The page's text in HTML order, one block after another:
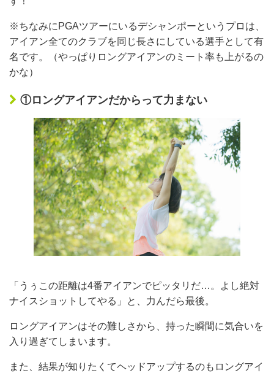
※ちなみにPGAツアーにいるデシャンポーというプロは、
アイアン全てのクラブを同じ長さにしている選手として有
名です。（やっぱりロングアイアンのミート率も上がるの
かな）
①ロングアイアンだからって力まない
「うぅこの距離は4番アイアンでピッタリだ…。よし絶対
ナイスショットしてやる」と、力んだら最後。
ロングアイアンはその難しさから、持った瞬間に気合いを
入り過ぎてしまいます。
また、結果が知りたくてヘッドアップするのもロングアイ